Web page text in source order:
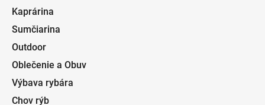
Kaprárina
Sumčiarina
Outdoor
Oblečenie a Obuv
Výbava rybára
Chov rýb